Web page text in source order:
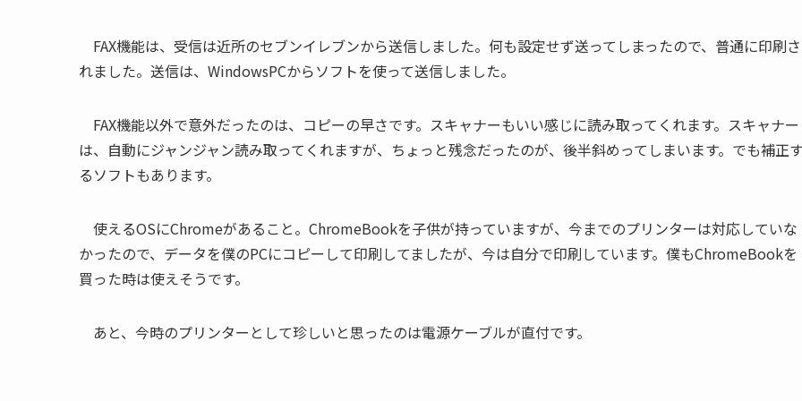
FAX機能は、受信は近所のセブンイレブンから送信しました。何も設定せず送ってしまったので、普通に印刷さ
れました。送信は、WindowsPCからソフトを使って送信しました。
FAX機能以外で意外だったのは、コピーの早さです。スキャナーもいい感じに読み取ってくれます。スキャナー
は、自動にジャンジャン読み取ってくれますが、ちょっと残念だったのが、後半斜めってしまいます。でも補正
るソフトもあります。
使えるOSにChromeがあること。ChromeBookを子供が持っていますが、今までのプリンターは対応していな
かったので、データを僕のPCにコピーして印刷してましたが、今は自分で印刷しています。僕もChromeBookを
買った時は使えそうです。
あと、今時のプリンターとして珍しいと思ったのは電源ケーブルが直付です。